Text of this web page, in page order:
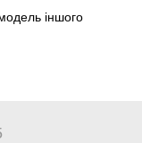
іншого